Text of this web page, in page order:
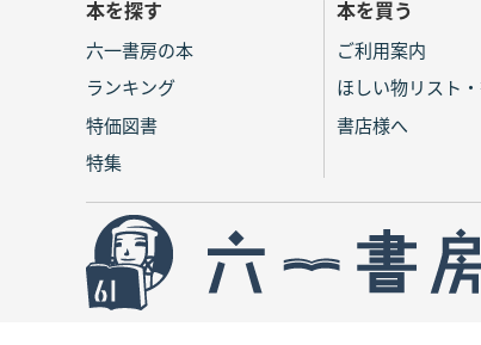
本を探す
六一書房の本
ランキング
特価図書
特集
本を買う
ご利用案内
ほしい物リスト
書店様へ